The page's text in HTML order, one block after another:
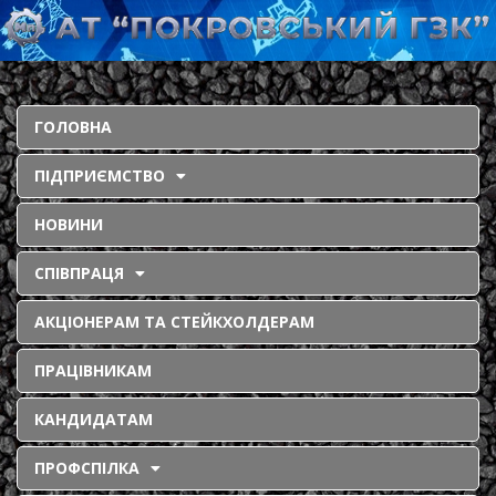
ГОЛОВНА
ПІДПРИЄМСТВО
НОВИНИ
СПІВПРАЦЯ
АКЦІОНЕРАМ ТА СТЕЙКХОЛДЕРАМ
ПРАЦІВНИКАМ
КАНДИДАТАМ
ПРОФСПІЛКА